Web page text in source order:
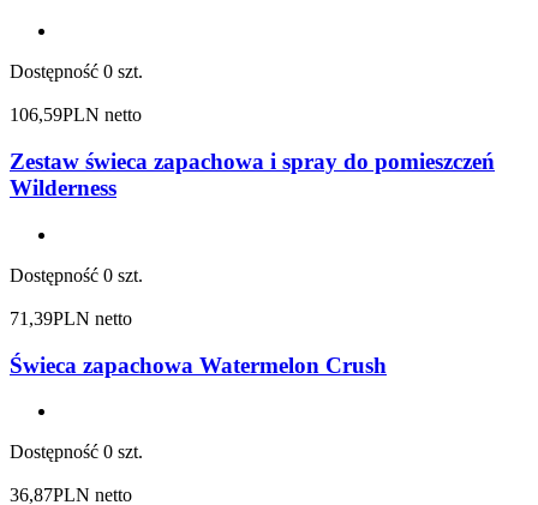
Dostępność 0 szt.
106,59PLN netto
Zestaw świeca zapachowa i spray do pomieszczeń
Wilderness
Dostępność 0 szt.
71,39PLN netto
Świeca zapachowa Watermelon Crush
Dostępność 0 szt.
36,87PLN netto